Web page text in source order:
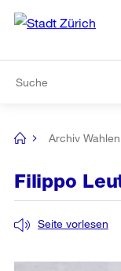
Navigation
[no
Archiv Wahlen
Filippo
Seite vorlesen